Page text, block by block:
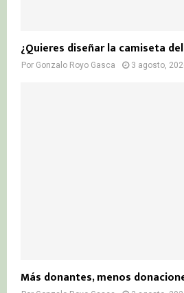
¿Quieres diseñar la camiseta
Por Gonzalo Royo Gasca 3 agosto,
Más donantes, menos